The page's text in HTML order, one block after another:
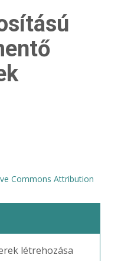
Commons Attribution
létrehozása